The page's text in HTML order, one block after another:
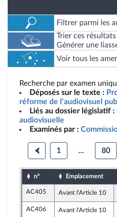
Filtrer parmi les
Trier ces
Générer une
Voir tous les
Recherche par examen
Déposés sur le texte :
réforme de l’audiovisuel
Liés au dossier législatif :
audiovisuelle
Examinés par :
1 ... 80
n° Emplacement
AC405 Avant l'Article 10
AC406 Avant l'Article 10